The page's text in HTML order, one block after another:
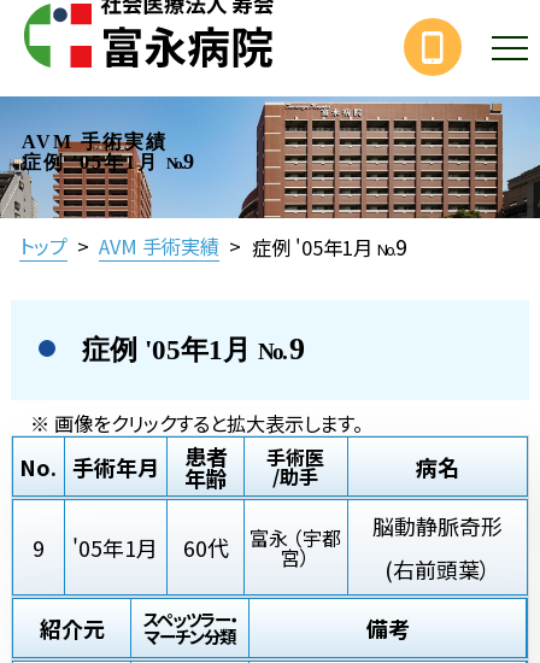
AVM 手術実績
症例 '05年1月
No.9
トップ > AVM 手術実績 > 症例 '05年1月 No.9
症例 '05年1月 No.9
※ 画像をクリックすると拡大表示します。
No. 手術年月 患者
年齢
手術医
/助手 病名
9 '05年1月 60代 富永 （宇都
宮）
脳動静脈奇形
(右前頭葉）
紹介元
スペッツラー・
マーチン分類 備考